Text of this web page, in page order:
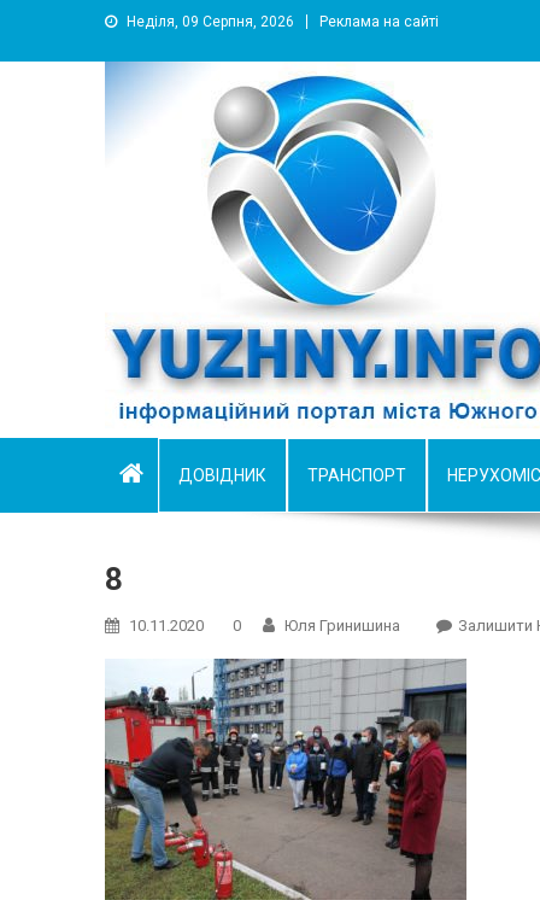
Неділя, 09 Серпня, 2026 Реклама на сайті
YUZHNY.INFO
информационный портал города Южный
ДОВІДНИК ТРАНСПОРТ
8
10.11.2020 0 Юля Гринишина Залишити